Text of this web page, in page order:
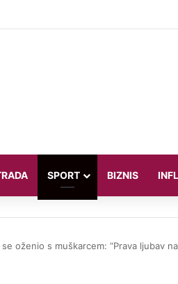
koju porede s Dilettom Leotom
SPORT BIZNIS
oženio s muškarcem: “Prava ljubav